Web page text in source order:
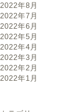
2022年8月
2022年7月
2022年6月
2022年5月
2022年4月
2022年3月
2022年2月
2022年1月